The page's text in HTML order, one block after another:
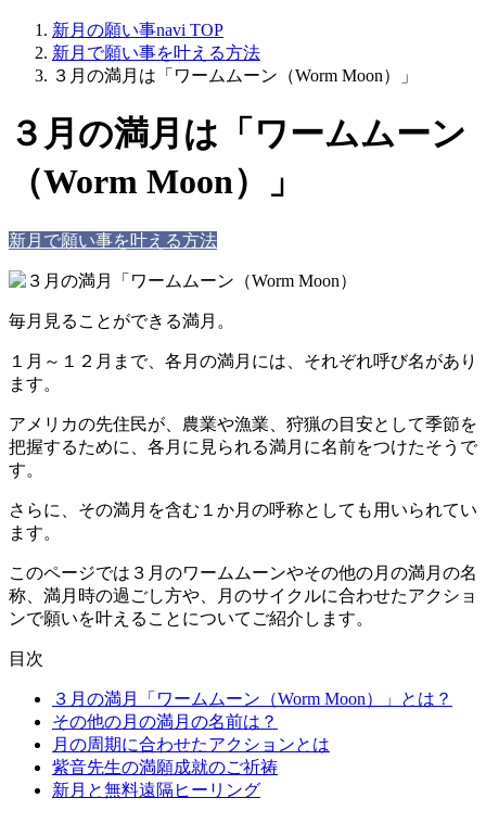
新月の願い事navi TOP
新月で願い事を叶える方法
３月の満月は「ワームムーン（Worm Moon）」
３月の満月は「ワームムーン
（Worm Moon）」
新月で願い事を叶える方法
毎月見ることができる満月。
１月～１２月まで、各月の満月には、それぞれ呼び名があり
ます。
アメリカの先住民が、農業や漁業、狩猟の目安として季節を
把握するために、各月に見られる満月に名前をつけたそうで
す。
さらに、その満月を含む１か月の呼称としても用いられてい
ます。
このページでは３月のワームムーンやその他の月の満月の名
称、満月時の過ごし方や、月のサイクルに合わせたアクショ
ンで願いを叶えることについてご紹介します。
目次
３月の満月「ワームムーン（Worm Moon）」とは？
その他の月の満月の名前は？
月の周期に合わせたアクションとは
紫音先生の満願成就のご祈祷
新月と無料遠隔ヒーリング